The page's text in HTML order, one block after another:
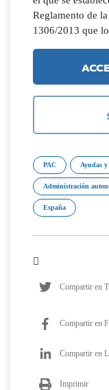
Reglamento de
1306/2013 que
PAC Ayudas y
Administración
España
Compartir en
Compartir en
Compartir en
Imprimir